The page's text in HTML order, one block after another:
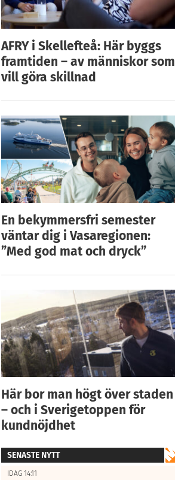
AFRY i Skellefteå: Här byggs
framtiden – av människor som
vill göra skillnad
En bekymmersfri semester
väntar dig i Vasaregionen:
”Med god mat och dryck”
Här bor man högt över staden
– och i Sverigetoppen för
kundnöjdhet
SENASTE NYTT
IDAG 14:11